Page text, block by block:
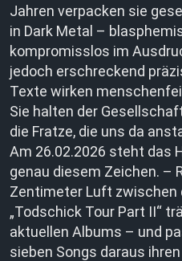
Jahren verpacken sie
in Dark Metal –
kompromisslos im
jedoch erschreckend
Texte wirken
Sie halten der
die Fratze, die uns da
Am 26.02.2026 steht das
genau diesem Zeichen. –
Zentimeter Luft zwischen
„Todschick Tour Part II“
aktuellen Albums – und
sieben Songs daraus